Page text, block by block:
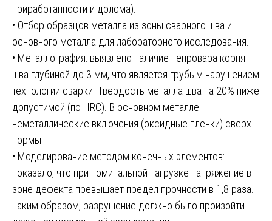
приработанности и долома).
• Отбор образцов металла из зоны сварного шва и
основного металла для лабораторного исследования.
• Металлография: выявлено наличие непровара корня
шва глубиной до 3 мм, что является грубым нарушением
технологии сварки. Твёрдость металла шва на 20% ниже
допустимой (по HRC). В основном металле —
неметаллические включения (оксидные плёнки) сверх
нормы.
• Моделирование методом конечных элементов:
показало, что при номинальной нагрузке напряжение в
зоне дефекта превышает предел прочности в 1,8 раза.
Таким образом, разрушение должно было произойти